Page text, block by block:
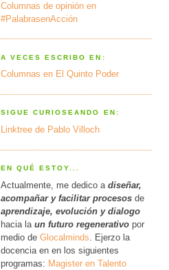
Columnas de opinión en
#PalabrasenAcción
A VECES ESCRIBO EN:
Columnas en El Quinto Poder
SIGUE CURIOSEANDO EN:
Linktree de Pablo Villoch
EN QUÉ ESTOY...
Actualmente, me dedico a diseñar,
acompañar y facilitar procesos de
aprendizaje, evolución y dialogo
hacia la un futuro regenerativo por
medio de Glocalminds . Ejerzo la
docencia en en los siguientes
programas: Magister en Talento